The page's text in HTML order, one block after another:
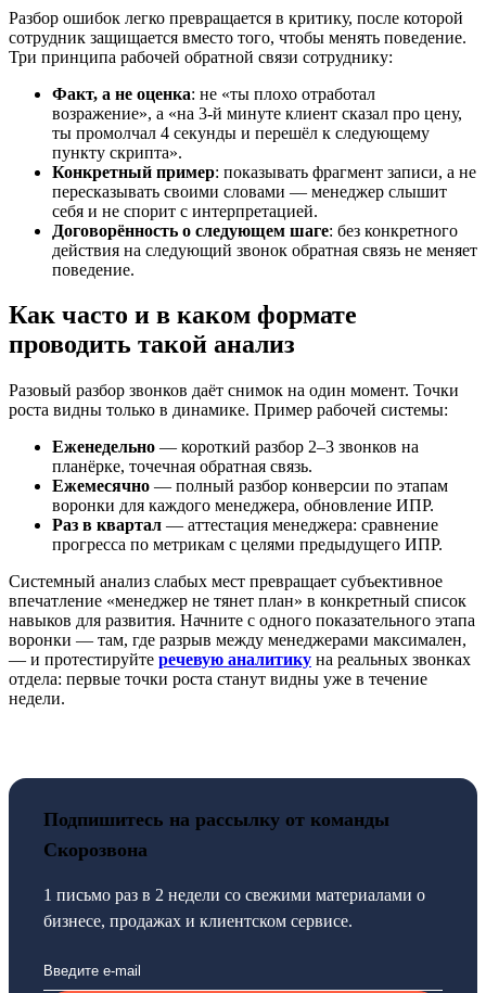
Разбор ошибок легко превращается в критику, после которой
сотрудник защищается вместо того, чтобы менять поведение.
Три принципа рабочей обратной связи сотруднику:
Факт, а не оценка: не «ты плохо отработал
возражение», а «на 3-й минуте клиент сказал про цену,
ты промолчал 4 секунды и перешёл к следующему
пункту скрипта».
Конкретный пример: показывать фрагмент записи, а не
пересказывать своими словами — менеджер слышит
себя и не спорит с интерпретацией.
Договорённость о следующем шаге: без конкретного
действия на следующий звонок обратная связь не меняет
поведение.
Как часто и в каком формате
проводить такой анализ
Разовый разбор звонков даёт снимок на один момент. Точки
роста видны только в динамике. Пример рабочей системы:
Еженедельно — короткий разбор 2–3 звонков на
планёрке, точечная обратная связь.
Ежемесячно — полный разбор конверсии по этапам
воронки для каждого менеджера, обновление ИПР.
Раз в квартал — аттестация менеджера: сравнение
прогресса по метрикам с целями предыдущего ИПР.
Системный анализ слабых мест превращает субъективное
впечатление «менеджер не тянет план» в конкретный список
навыков для развития. Начните с одного показательного этапа
воронки — там, где разрыв между менеджерами максимален,
— и протестируйте речевую аналитику на реальных звонках
отдела: первые точки роста станут видны уже в течение
недели.
Подпишитесь на рассылку от команды
Скорозвона
1 письмо раз в 2 недели со свежими материалами о
бизнесе, продажах и клиентском сервисе.